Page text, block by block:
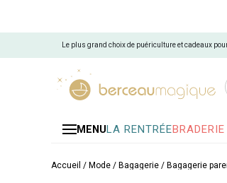
Le plus grand choix de puériculture et cadeaux
MENULA RENTRÉE
Accueil / Mode / Bagagerie / Bagagerie